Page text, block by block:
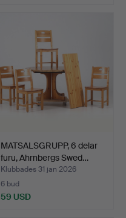
MATSALSGRUPP, 6 delar
furu, Ahrnbergs Swed…
Klubbades 31 jan 2026
6 bud
59 USD